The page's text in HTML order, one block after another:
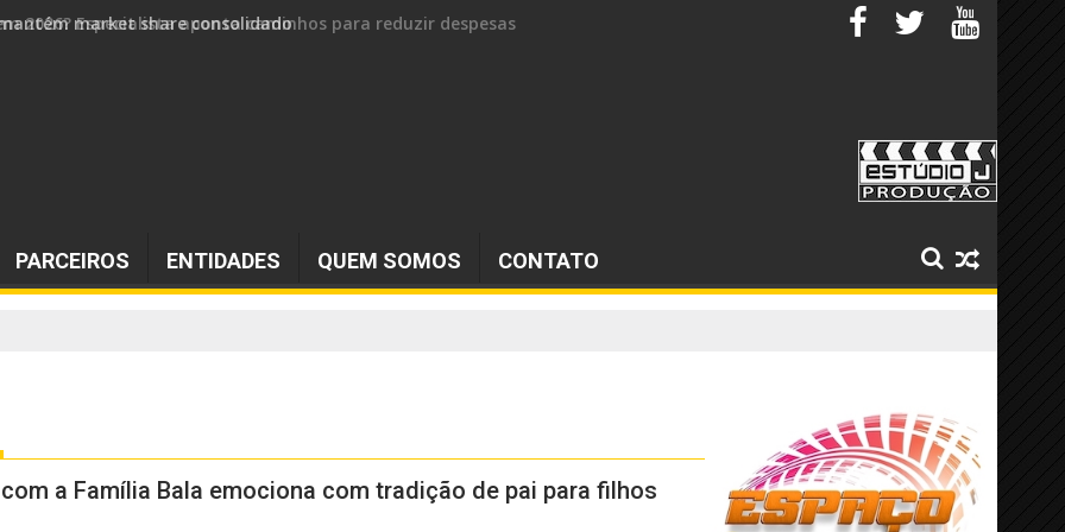
market share consolidado
PARCEIROS ENTIDADES QUEM SOMOS CONTATO
a Família Bala emociona com tradição de pai para filhos